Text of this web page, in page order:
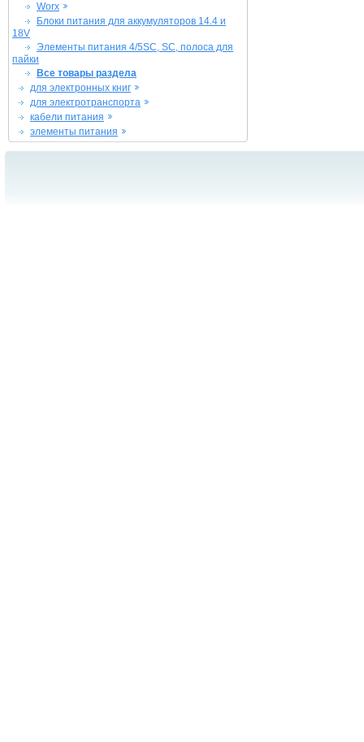
Worx
Блоки питания для аккумуляторов 14.4 и
18V
Элементы питания 4/5SC, SC, полоса для
пайки
Все товары раздела
для электронных книг
для электротранспорта
кабели питания
элементы питания